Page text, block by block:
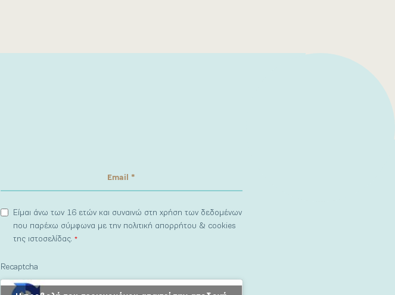
Είμαι άνω των 16 ετών και συναινώ στη χρήση των δεδομένων
που παρέχω σύμφωνα με την πολιτική απορρήτου & cookies
της ιστοσελίδας.*
Recaptcha